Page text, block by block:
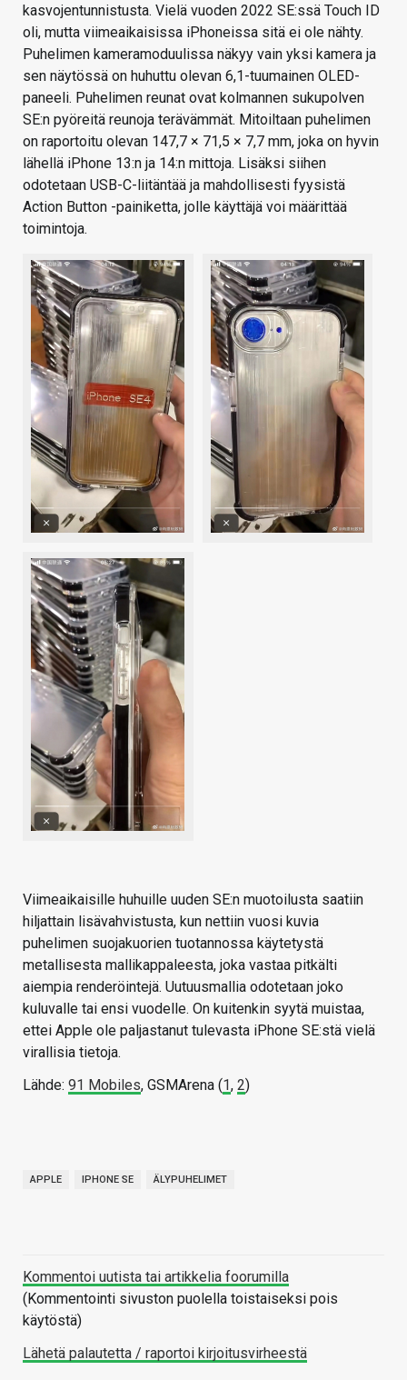
kasvojentunnistusta. Vielä vuoden 2022 SE:ssä Touch ID
oli, mutta viimeaikaisissa iPhoneissa sitä ei ole nähty.
Puhelimen kameramoduulissa näkyy vain yksi kamera ja
sen näytössä on huhuttu olevan 6,1-tuumainen OLED-
paneeli. Puhelimen reunat ovat kolmannen sukupolven
SE:n pyöreitä reunoja terävämmät. Mitoiltaan puhelimen
on raportoitu olevan 147,7 × 71,5 × 7,7 mm, joka on hyvin
lähellä iPhone 13:n ja 14:n mittoja. Lisäksi siihen
odotetaan USB-C-liitäntää ja mahdollisesti fyysistä
Action Button -painiketta, jolle käyttäjä voi määrittää
toimintoja.
Viimeaikaisille huhuille uuden SE:n muotoilusta saatiin
hiljattain lisävahvistusta, kun nettiin vuosi kuvia
puhelimen suojakuorien tuotannossa käytetystä
metallisesta mallikappaleesta, joka vastaa pitkälti
aiempia renderöintejä. Uutuusmallia odotetaan joko
kuluvalle tai ensi vuodelle. On kuitenkin syytä muistaa,
ettei Apple ole paljastanut tulevasta iPhone SE:stä vielä
virallisia tietoja.
Lähde: 91 Mobiles, GSMArena (1, 2)
APPLE IPHONE SE ÄLYPUHELIMET
Kommentoi uutista tai artikkelia foorumilla
(Kommentointi sivuston puolella toistaiseksi pois
käytöstä)
Lähetä palautetta / raportoi kirjoitusvirheestä